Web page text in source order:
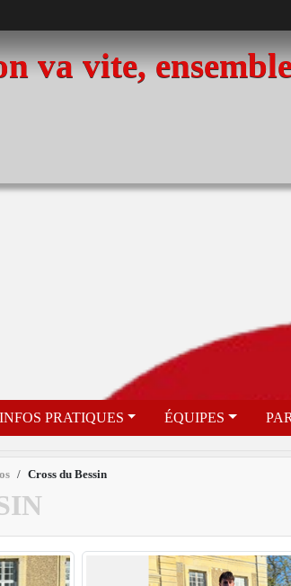
va vite,
INFOS PRATIQUES ÉQUIPES
Cross du Bessin